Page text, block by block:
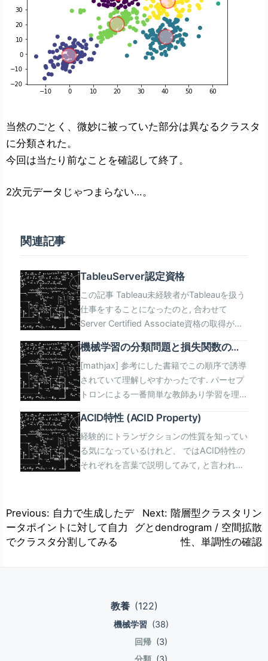
当然のごとく、微妙に被っていた部分は異なるクラスタ
に分類された。
今回は当たり前なことを確認して終了。
2次元データじゃつまらない…。
関連記事
TableuServer認定資格
この記事 Tableau未経験者がTableauを扱う
仕事をすることになったのと, 合わせて
Server Certified Associate資格の取得が必
記録していく. マルチノード高可用性のため
の設計を学ぶというモチベ 潰しが効く系で
はないのだが, 実際にインストールして設定
しようとすると知らなければならないことが
てある, という一部のベンダー資格とは違う
印象がある. 通常,いきなりマルチノードで高
可用性が..とかにはならないはずだがどこか
で入門レベルが存在しなければならない. 最
ていることを理解することが結局のところス
ケールを前提とした入門になり得ると思う.
あるシステムのシステム構成がここまで明ら
ルのための設計をゼロベースで学んだ経験が
ないため,自分が自作するレベルのシステム
のアーキテクチャではここまで分解しない
な,というのは当然あったが, 正直かなり設計
機械学習の分類問題と損失関数の最
小化の話
[mathjax] 参考にした書籍でこの順序で誘導
されていて理解しやすかったです. パーセプ
トロンによる一番簡単な教師あり学習を理解
ト関数の最小化問題として捉える パーセプ
トロンの学習 2値のラベル((+1),(-1))が付与
されているサンプルデータが与えられたとす
る. ラベル値が(-1)であるデータと, ラベル値
の境界を求めることができれば, 未知のデー
タに対してその境界の(+1)側か(-1)側かを判
定できる. (m)次のサンプルデータと重みの
で (z)-(phi(z)) 空間において(z=theta)を境
に線形和(z)が(-1),(+1)に分かれることを表
現できる. [ varphi(z) = begin{cases} 1 & (z
gt theta) \\ -1 & (z leq theta) end{cases} ]
ACID特性 (ACID Property)
経験的にトランザクションの性質を知ってい
る気になっているけれど、 ではACID特性の
それぞれを言葉で説明してみて, と言われる
ランザクション分離レベルもこの際まとめて
おく. [arst_toc tag=\"h4\"] 不可分性
(Atomicity) トランザクションに含まれるタ
万円を引くタスクと口座Bに1万円を足すタ
スクの片方だけが実行されるとおかしなこと
投
稿
Previous: 自力で生成したデ
ータポイントに対して自力
でクラスタ分割してみる
Next: 階層型クラスタリン
グとdendrogram / 空間拡散
性、単調性の確認
教養 (122)
機械学習 (38)
回帰 (3)
分類 (3)